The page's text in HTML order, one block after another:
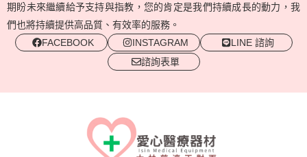
期盼未來繼續給予支持與指教，您的肯定是我們持續成長的動力，我
們也將持續提供高品質、有效率的服務。
FACEBOOK
INSTAGRAM
LINE 諮詢
諮詢表單